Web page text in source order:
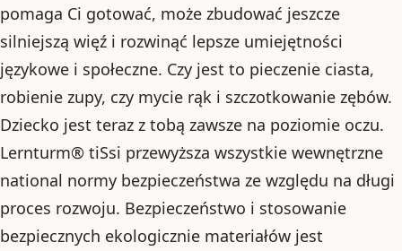
pomaga Ci gotować, może zbudować jeszcze
silniejszą więź i rozwinąć lepsze umiejętności
językowe i społeczne. Czy jest to pieczenie ciasta,
robienie zupy, czy mycie rąk i szczotkowanie zębów.
Dziecko jest teraz z tobą zawsze na poziomie oczu.
Lernturm® tiSsi przewyższa wszystkie wewnętrzne
national normy bezpieczeństwa ze względu na długi
proces rozwoju. Bezpieczeństwo i stosowanie
bezpiecznych ekologicznie materiałów jest